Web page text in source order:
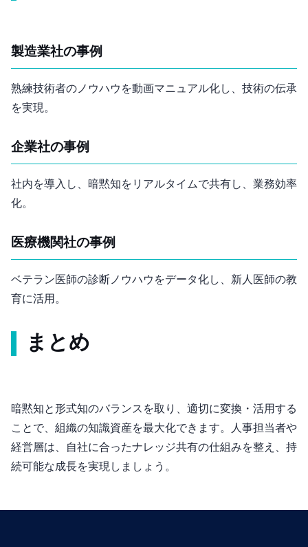
製造業A社の事例
熟練技術者のノウハウを動画マニュアル化し、技術の伝承
を実現。
IT企業B社の事例
社内Wikiを導入し、暗黙知をリアルタイムで共有し、業務効率
化。
医療機関C社の事例
ベテラン医師の診断ノウハウをデータ化し、新人医師の教
育に活用。
まとめ
暗黙知と形式知のバランスを取り、適切に変換・活用する
ことで、組織の知識資産を最大化できます。人事担当者や
経営層は、自社に合ったナレッジ共有の仕組みを整え、持
続可能な成長を実現しましょう。